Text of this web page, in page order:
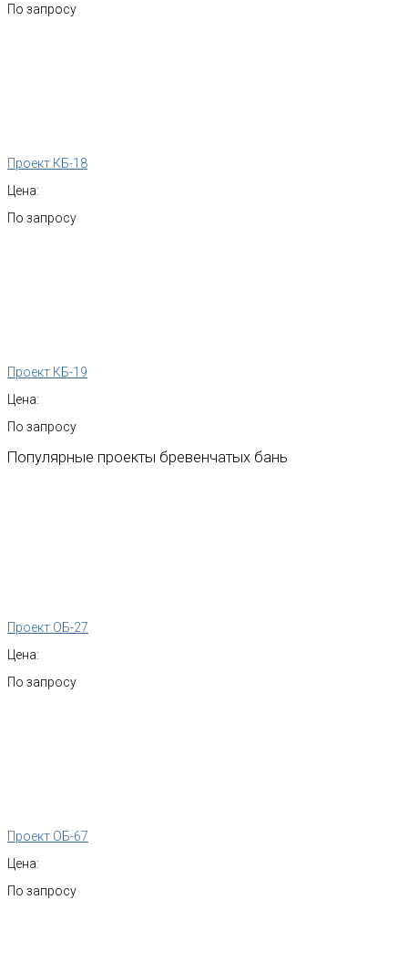
По запросу
Проект КБ-18
Цена:
По запросу
Проект КБ-19
Цена:
По запросу
Популярные проекты бревенчатых бань
Проект ОБ-27
Цена:
По запросу
Проект ОБ-67
Цена:
По запросу